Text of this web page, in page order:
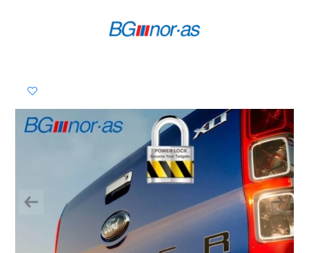
Previous Next